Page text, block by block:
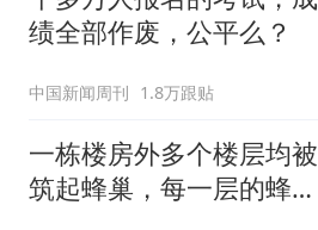
绩全部作废，公平么？
中国新闻周刊 1.8万跟贴
一栋楼房外多个楼层均被
筑起蜂巢，每一层的蜂巢